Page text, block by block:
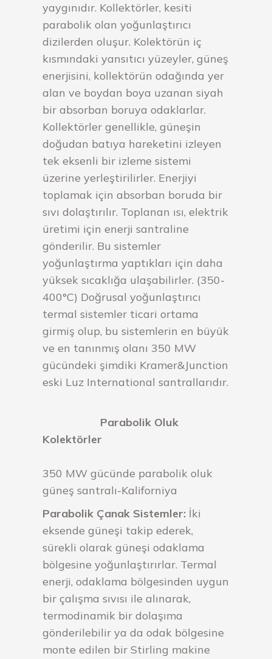
yaygınıdır. Kollektörler, kesiti
parabolik olan yoğunlaştırıcı
dizilerden oluşur. Kolektörün iç
kısmındaki yansıtıcı yüzeyler, güneş
enerjisini, kollektörün odağında yer
alan ve boydan boya uzanan siyah
bir absorban boruya odaklarlar.
Kollektörler genellikle, güneşin
doğudan batıya hareketini izleyen
tek eksenli bir izleme sistemi
üzerine yerleştirilirler. Enerjiyi
toplamak için absorban boruda bir
sıvı dolaştırılır. Toplanan ısı, elektrik
üretimi için enerji santraline
gönderilir. Bu sistemler
yoğunlaştırma yaptıkları için daha
yüksek sıcaklığa ulaşabilirler. (350-
400°C) Doğrusal yoğunlaştırıcı
termal sistemler ticari ortama
girmiş olup, bu sistemlerin en büyük
ve en tanınmış olanı 350 MW
gücündeki şimdiki Kramer&Junction
eski Luz International santrallarıdır.
Parabolik Oluk
Kolektörler
350 MW gücünde parabolik oluk
güneş santralı-Kaliforniya
Parabolik Çanak Sistemler: İki
eksende güneşi takip ederek,
sürekli olarak güneşi odaklama
bölgesine yoğunlaştırırlar. Termal
enerji, odaklama bölgesinden uygun
bir çalışma sıvısı ile alınarak,
termodinamik bir dolaşıma
gönderilebilir ya da odak bölgesine
monte edilen bir Stirling makine